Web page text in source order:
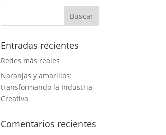
Entradas recientes
Redes más reales
Naranjas y amarillos:
transformando la Industria
Creativa
Comentarios recientes